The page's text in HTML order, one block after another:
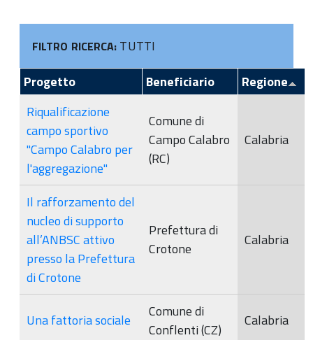
FILTRO RICERCA: TUTTI
Progetto
Beneficiario
Regione
Riqualificazione
campo sportivo
"Campo Calabro per
l'aggregazione"
Comune di
Campo Calabro
(RC)
Calabria
Il rafforzamento del
nucleo di supporto
all’ANBSC attivo
presso la Prefettura
di Crotone
Prefettura di
Crotone
Calabria
Una fattoria sociale
Comune di
Conflenti (CZ)
Calabria